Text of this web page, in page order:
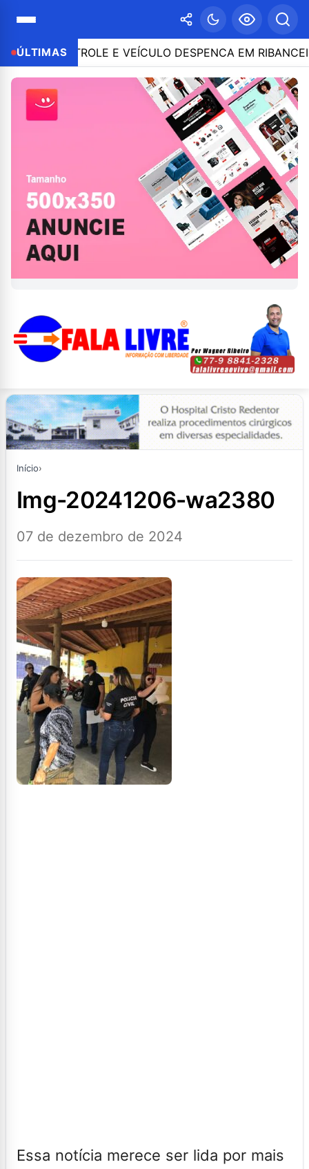
ÚLTIMAS
CONTROLE E VEÍCULO DESPENCA EM RIBANCEIRA
Início›
img-20241206-wa2380
07 de dezembro de 2024
Essa notícia merece ser lida por mais